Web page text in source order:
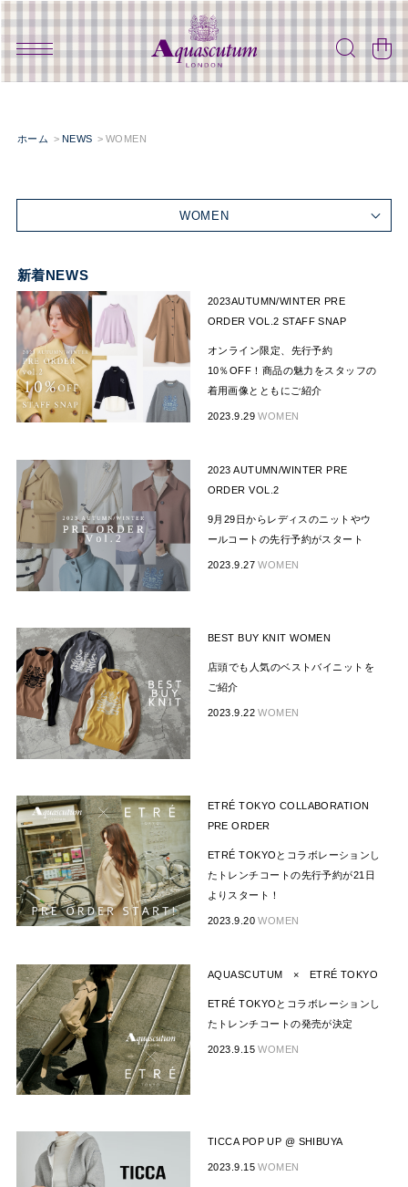
ホーム NEWS WOMEN
WOMEN
新着NEWS
2023AUTUMN/WINTER PRE
ORDER VOL.2 STAFF SNAP
オンライン限定、先行予約
10％OFF！商品の魅力をスタッフの
着用画像とともにご紹介
2023.9.29WOMEN
2023 AUTUMN/WINTER PRE
ORDER VOL.2
9月29日からレディスのニットやウ
ールコートの先行予約がスタート
2023.9.27WOMEN
BEST BUY KNIT WOMEN
店頭でも人気のベストバイニットを
ご紹介
2023.9.22WOMEN
ETRÉ TOKYO COLLABORATION
PRE ORDER
ETRÉ TOKYOとコラボレーションし
たトレンチコートの先行予約が21日
よりスタート！
2023.9.20WOMEN
AQUASCUTUM × ETRÉ TOKYO
ETRÉ TOKYOとコラボレーションし
たトレンチコートの発売が決定
2023.9.15WOMEN
TICCA POP UP @ SHIBUYA
2023.9.15WOMEN